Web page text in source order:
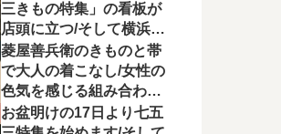
三きもの特集」の看板が
店頭に立つ/そして横浜よ
り「ゆかたの夕べ」への
出席を頂く
菱屋善兵衛のきものと帯
で大人の着こなし/女性の
色気を感じる組み合わに
心が惹かれる
お盆明けの17日より七五